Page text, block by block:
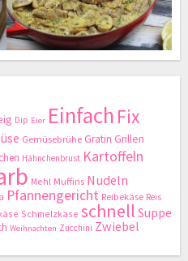
Dip Eier Einfach Fix
Gemüsebrühe Gratin Grillen
Hähnchenbrust Kartoffeln
Mehl Muffins Nudeln
Pfannengericht Reibekäse Reis
Schmelzkäse schnell Suppe
Weihnachten Zucchini Zwiebel